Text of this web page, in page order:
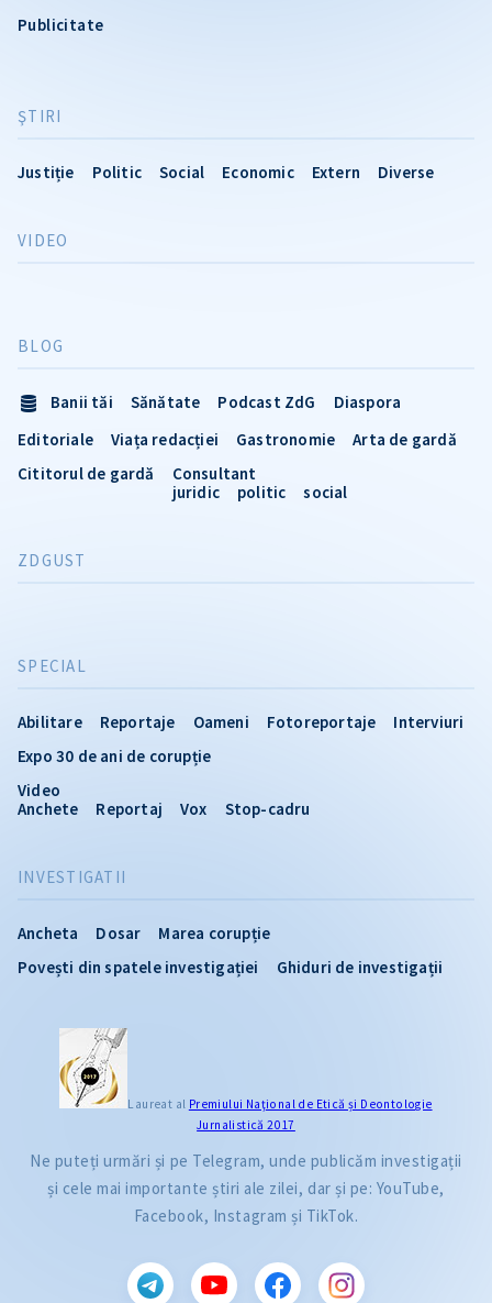
Publicitate
ŞTIRI
Justiție Politic Social Economic Extern Diverse
INVESTIGATII
Ancheta Dosar
Marea corupție
Povești din spatele investigației
Ghiduri de investigații
VIDEO
SPECIAL
Abilitare Reportaje Oameni Fotoreportaje
Interviuri
Expo 30 de ani de corupție
Video
Anchete
Reportaj Vox Stop-cadru
BLOG
Banii tăi Sănătate Podcast ZdG
Diaspora
Editoriale
Viața redacției Gastronomie
Arta de gardă
Cititorul de gardă
Consultant
juridic
politic social
ZDGUST
Laureat al Premiului Naţional de Etică și Deontologie
Jurnalistică 2017
Ne puteți urmări și pe Telegram, unde publicăm investigații
și cele mai importante știri ale zilei, dar și pe: YouTube,
Facebook, Instagram și TikTok.